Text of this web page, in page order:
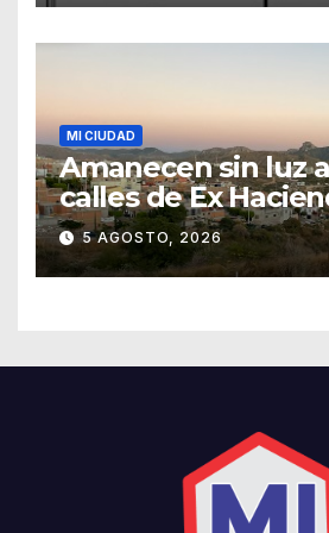
MI CIUDAD
Amanecen sin luz
calles de Ex
Teresa
5 AGOSTO, 2026